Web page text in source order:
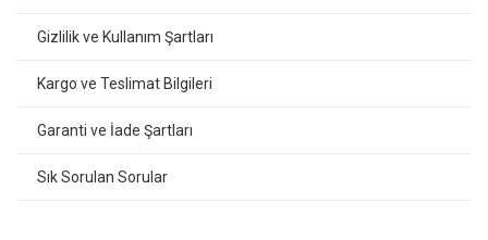
Gizlilik ve Kullanım Şartları
Kargo ve Teslimat Bilgileri
Garanti ve İade Şartları
Sık Sorulan Sorular